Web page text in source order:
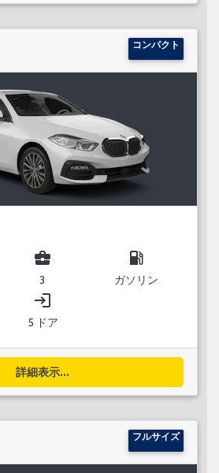
コンパクト
business_center
3
local_gas_station
ガソリン
login
5 ドア
詳細表示...
フルサイズ